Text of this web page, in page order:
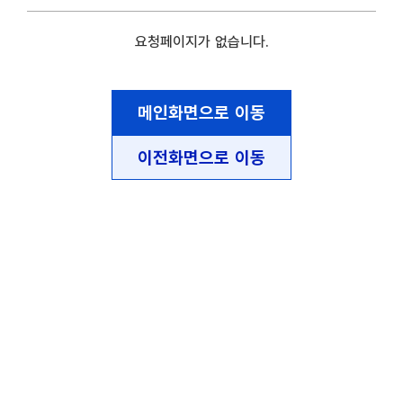
요청페이지가 없습니다.
메인화면으로 이동
이전화면으로 이동